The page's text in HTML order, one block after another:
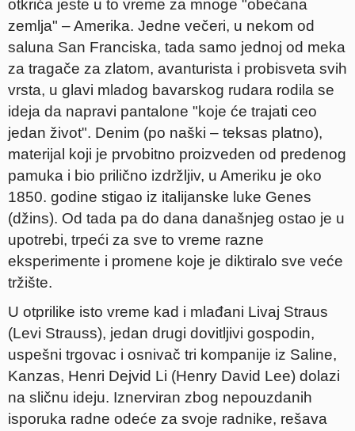
otkrića jeste u to vreme za mnoge "obećana
zemlja" – Amerika. Jedne večeri, u nekom od
saluna San Franciska, tada samo jednoj od meka
za tragače za zlatom, avanturista i probisveta svih
vrsta, u glavi mladog bavarskog rudara rodila se
ideja da napravi pantalone "koje će trajati ceo
jedan život". Denim (po naški – teksas platno),
materijal koji je prvobitno proizveden od predenog
pamuka i bio prilično izdržljiv, u Ameriku je oko
1850. godine stigao iz italijanske luke Genes
(džins). Od tada pa do dana današnjeg ostao je u
upotrebi, trpeći za sve to vreme razne
eksperimente i promene koje je diktiralo sve veće
tržište.
U otprilike isto vreme kad i mlađani Livaj Straus
(Levi Strauss), jedan drugi dovitljivi gospodin,
uspešni trgovac i osnivač tri kompanije iz Saline,
Kanzas, Henri Dejvid Li (Henry David Lee) dolazi
na sličnu ideju. Iznerviran zbog nepouzdanih
isporuka radne odeće za svoje radnike, rešava